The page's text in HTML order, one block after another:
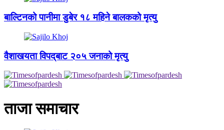
बाल्टिनको पानीमा डुबेर १८ महिने बालकको मृत्यु
वैशाखयता विपद्‌बाट २०५ जनाको मृत्यु
ताजा समाचार